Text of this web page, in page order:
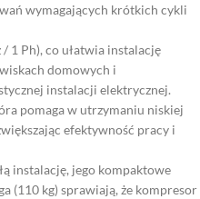
wymagających krótkich cykli
1 Ph), co ułatwia instalację
domowych i
instalacji elektrycznej.
pomaga w utrzymaniu niskiej
efektywność pracy i
instalację, jego kompaktowe
(110 kg) sprawiają, że kompresor